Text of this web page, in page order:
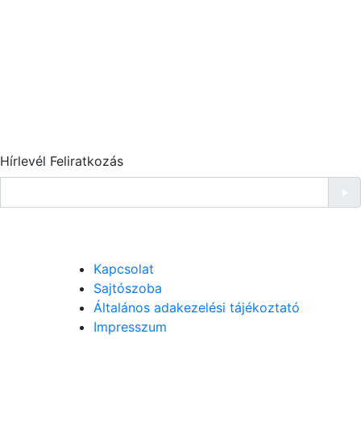
Hírlevél Feliratkozás
Kapcsolat
Sajtószoba
Általános adakezelési tájékoztató
Impresszum